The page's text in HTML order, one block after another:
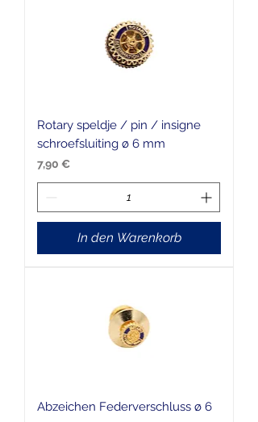
Rotary speldje / pin / insigne
schroefsluiting ø 6 mm
Preis
7,90 €
In den Warenkorb
Abzeichen Federverschluss ø 6